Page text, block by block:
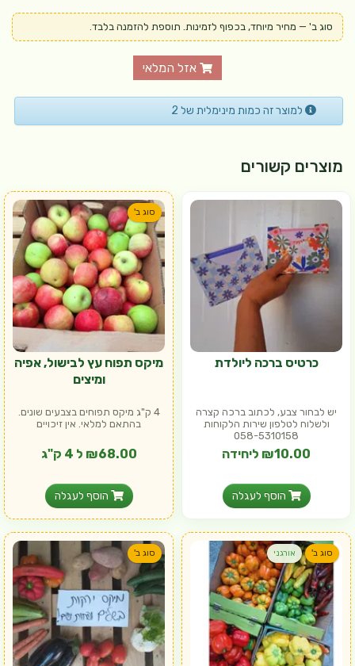
סוג ב' — מחיר מיוחד, בכפוף לזמינות. תוספת להזמנה בלבד.
אזל המלאי
למוצר זה כמות מינימלית של 2
מוצרים קשורים
כרטיס ברכה ליולדת
יש לבחור צבע, לכתוב ברכה קצרה
ולשלוח לטלפון שירות הלקוחות
058-5310158
₪10.00 ליחידה
הוסף לעגלה
סוג ב'
מיקס תפוח עץ לבישול, אפיה
ומיצים
4 ק"ג מיקס תפוחים בצבעים שונים.
בהתאם למלאי. אין זיכויים
₪68.00 ל 4 ק"ג
הוסף לעגלה
סוג ב' אורגני סוג ב'